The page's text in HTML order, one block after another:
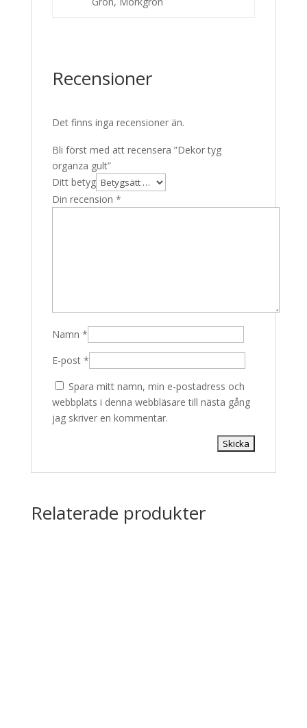
Recensioner
Det finns inga recensioner än.
Bli först med att recensera ”Dekor tyg
organza gult”
Ditt betyg
Din recension *
Namn *
E-post *
Spara mitt namn, min e-postadress och
webbplats i denna webbläsare till nästa gång
jag skriver en kommentar.
Relaterade produkter